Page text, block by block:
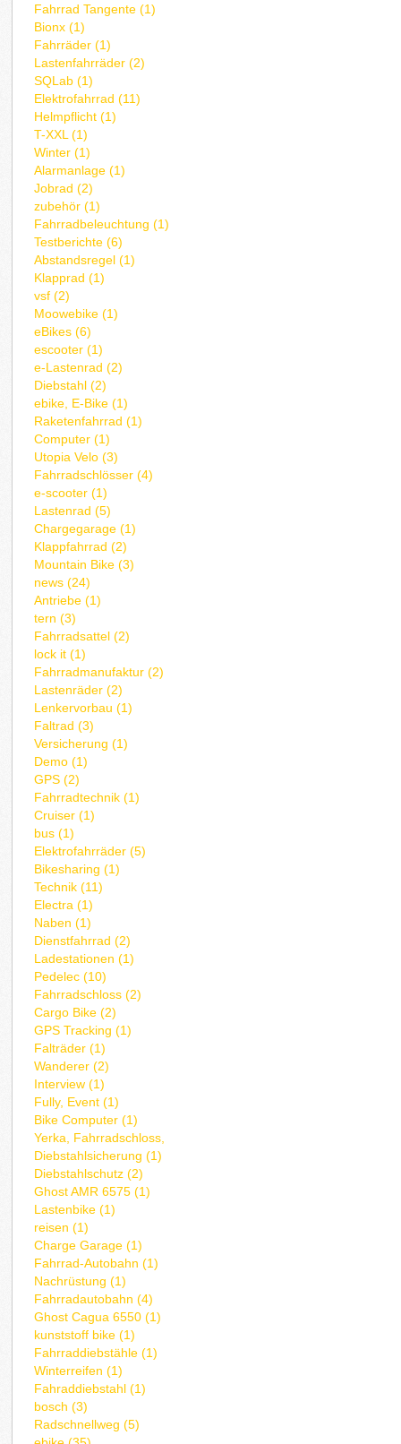
Fahrrad Tangente (1)
Bionx (1)
Fahrräder (1)
Lastenfahrräder (2)
SQLab (1)
Elektrofahrrad (11)
Helmpflicht (1)
T-XXL (1)
Winter (1)
Alarmanlage (1)
Jobrad (2)
zubehör (1)
Fahrradbeleuchtung (1)
Testberichte (6)
Abstandsregel (1)
Klapprad (1)
vsf (2)
Moowebike (1)
eBikes (6)
escooter (1)
e-Lastenrad (2)
Diebstahl (2)
ebike, E-Bike (1)
Raketenfahrrad (1)
Computer (1)
Utopia Velo (3)
Fahrradschlösser (4)
e-scooter (1)
Lastenrad (5)
Chargegarage (1)
Klappfahrrad (2)
Mountain Bike (3)
news (24)
Antriebe (1)
tern (3)
Fahrradsattel (2)
lock it (1)
Fahrradmanufaktur (2)
Lastenräder (2)
Lenkervorbau (1)
Faltrad (3)
Versicherung (1)
Demo (1)
GPS (2)
Fahrradtechnik (1)
Cruiser (1)
bus (1)
Elektrofahrräder (5)
Bikesharing (1)
Technik (11)
Electra (1)
Naben (1)
Dienstfahrrad (2)
Ladestationen (1)
Pedelec (10)
Fahrradschloss (2)
Cargo Bike (2)
GPS Tracking (1)
Falträder (1)
Wanderer (2)
Interview (1)
Fully, Event (1)
Bike Computer (1)
Yerka, Fahrradschloss,
Diebstahlsicherung (1)
Diebstahlschutz (2)
Ghost AMR 6575 (1)
Lastenbike (1)
reisen (1)
Charge Garage (1)
Fahrrad-Autobahn (1)
Nachrüstung (1)
Fahrradautobahn (4)
Ghost Cagua 6550 (1)
kunststoff bike (1)
Fahrraddiebstähle (1)
Winterreifen (1)
Fahraddiebstahl (1)
bosch (3)
Radschnellweg (5)